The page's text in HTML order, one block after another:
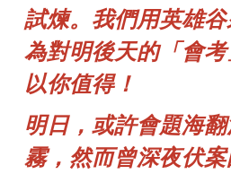
試煉。我們用英雄
為對明後天的「會
以你值得！
明日，或許會題海
霧，然而曾深夜伏